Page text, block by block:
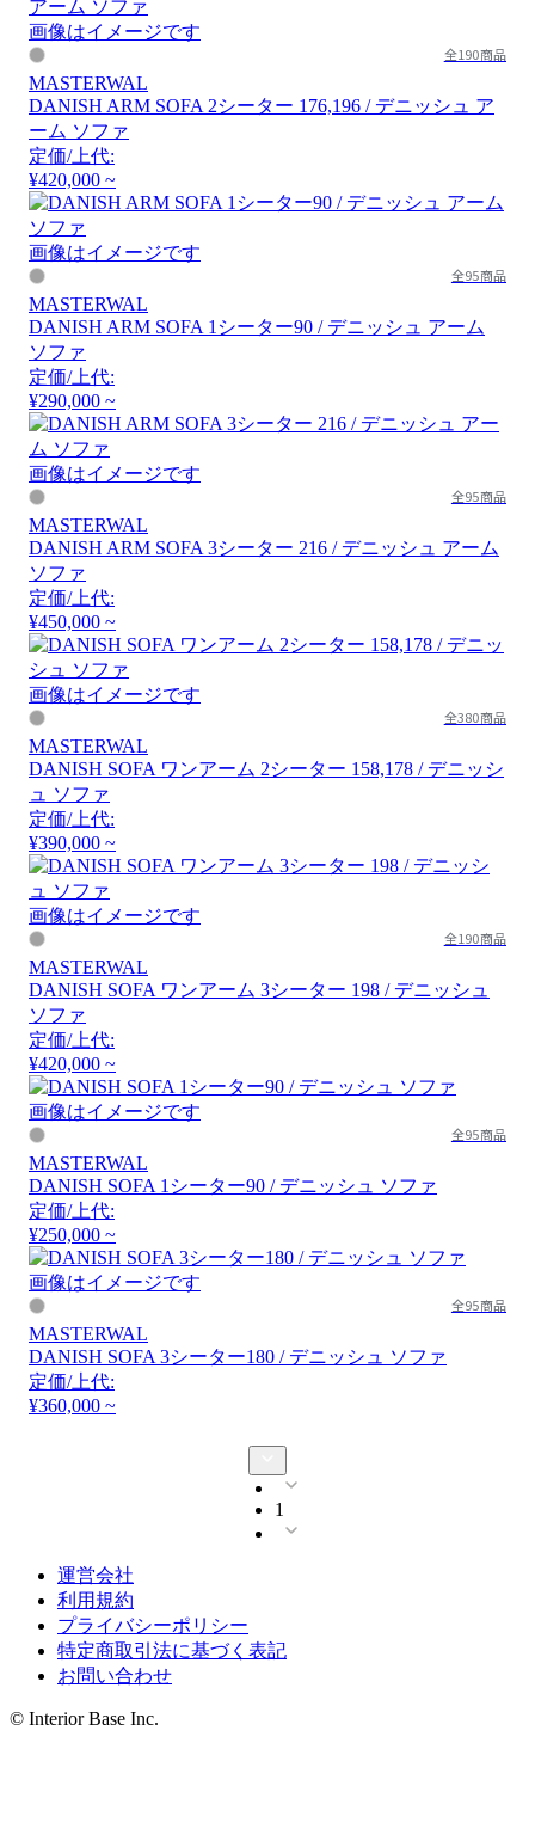
画像はイメージです
全190商品
MASTERWAL
DANISH ARM SOFA 2シーター 176,196 / デニッシュ ア
ーム ソファ
定価/上代:
¥420,000 ~
画像はイメージです
全95商品
MASTERWAL
DANISH ARM SOFA 1シーター90 / デニッシュ アーム
ソファ
定価/上代:
¥290,000 ~
画像はイメージです
全95商品
MASTERWAL
DANISH ARM SOFA 3シーター 216 / デニッシュ アーム
ソファ
定価/上代:
¥450,000 ~
画像はイメージです
全380商品
MASTERWAL
DANISH SOFA ワンアーム 2シーター 158,178 / デニッシ
ュ ソファ
定価/上代:
¥390,000 ~
画像はイメージです
全190商品
MASTERWAL
DANISH SOFA ワンアーム 3シーター 198 / デニッシュ
ソファ
定価/上代:
¥420,000 ~
画像はイメージです
全95商品
MASTERWAL
DANISH SOFA 1シーター90 / デニッシュ ソファ
定価/上代:
¥250,000 ~
画像はイメージです
全95商品
MASTERWAL
DANISH SOFA 3シーター180 / デニッシュ ソファ
定価/上代:
¥360,000 ~
1
運営会社
利用規約
プライバシーポリシー
特定商取引法に基づく表記
お問い合わせ
© Interior Base Inc.